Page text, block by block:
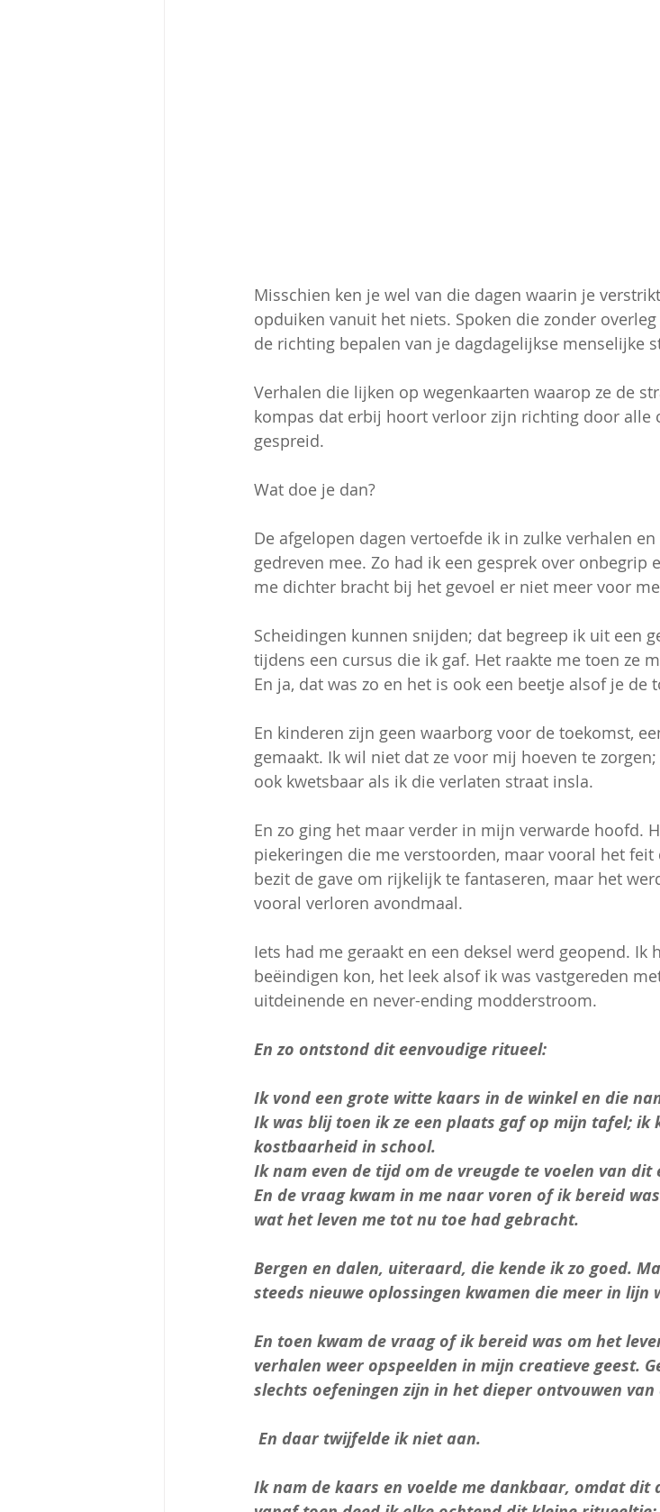
Misschien ken je wel van die dagen waarin je
opduiken vanuit het niets. Spoken die zonder
de richting bepalen van je dagdagelijkse menselijke
Verhalen die lijken op wegenkaarten waarop ze de
kompas dat erbij hoort verloor zijn richting door alle
gespreid.
Wat doe je dan?
De afgelopen dagen vertoefde ik in zulke verhalen
gedreven mee. Zo had ik een gesprek over
me dichter bracht bij het gevoel er niet meer voor
Scheidingen kunnen snijden; dat begreep ik uit een
tijdens een cursus die ik gaf. Het raakte me toen ze
En ja, dat was zo en het is ook een beetje alsof je de
En kinderen zijn geen waarborg voor de toekomst,
gemaakt. Ik wil niet dat ze voor mij hoeven te
ook kwetsbaar als ik die verlaten straat insla.
En zo ging het maar verder in mijn verwarde hoofd.
piekeringen die me verstoorden, maar vooral het
bezit de gave om rijkelijk te fantaseren, maar het
vooral verloren avondmaal.
Iets had me geraakt en een deksel werd geopend. Ik
beëindigen kon, het leek alsof ik was vastgereden
uitdeinende en never-ending modderstroom.
En zo ontstond dit eenvoudige ritueel:
Ik vond een grote witte kaars in de winkel en die
Ik was blij toen ik ze een plaats gaf op mijn tafel; ik
kostbaarheid in school.
Ik nam even de tijd om de vreugde te voelen van dit
En de vraag kwam in me naar voren of ik bereid
wat het leven me tot nu toe had gebracht.
Bergen en dalen, uiteraard, die kende ik zo goed.
steeds nieuwe oplossingen kwamen die meer in lijn
En toen kwam de vraag of ik bereid was om het
verhalen weer opspeelden in mijn creatieve geest.
slechts oefeningen zijn in het dieper ontvouwen
En daar twijfelde ik niet aan.
Ik nam de kaars en voelde me dankbaar, omdat dit